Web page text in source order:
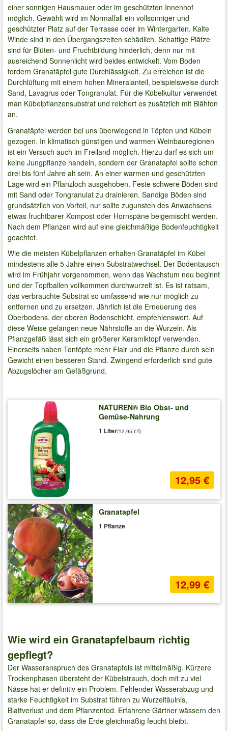
einer sonnigen Hausmauer oder im geschützten Innenhof
möglich. Gewählt wird im Normalfall ein vollsonniger und
geschützter Platz auf der Terrasse oder im Wintergarten. Kalte
Winde sind in den Übergangszeiten schädlich. Schattige Plätze
sind für Blüten- und Fruchtbildung hinderlich, denn nur mit
ausreichend Sonnenlicht wird beides entwickelt. Vom Boden
fordern Granatäpfel gute Durchlässigkeit. Zu erreichen ist die
Durchlüftung mit einem hohen Mineralanteil, beispielsweise durch
Sand, Lavagrus oder Tongranulat. Für die Kübelkultur verwendet
man Kübelpflanzensubstrat und reichert es zusätzlich mit Blähton
an.
Granatäpfel werden bei uns überwiegend in Töpfen und Kübeln
gezogen. In klimatisch günstigen und warmen Weinbauregionen
ist ein Versuch auch im Freiland möglich. Hierzu darf es sich um
keine Jungpflanze handeln, sondern der Granatapfel sollte schon
drei bis fünf Jahre alt sein. An einer warmen und geschützten
Lage wird ein Pflanzloch ausgehoben. Feste schwere Böden sind
mit Sand oder Tongranulat zu drainieren. Sandige Böden sind
grundsätzlich von Vorteil, nur sollte zugunsten des Anwachsens
etwas fruchtbarer Kompost oder Hornspäne beigemischt werden.
Nach dem Pflanzen wird auf eine gleichmäßige Bodenfeuchtigkeit
geachtet.
Wie die meisten Kübelpflanzen erhalten Granatäpfel im Kübel
mindestens alle 5 Jahre einen Substratwechsel. Der Bodentausch
wird im Frühjahr vorgenommen, wenn das Wachstum neu beginnt
und der Topfballen vollkommen durchwurzelt ist. Es ist ratsam,
das verbrauchte Substrat so umfassend wie nur möglich zu
entfernen und zu ersetzen. Jährlich ist die Erneuerung des
Oberbodens, der oberen Bodenschicht, empfehlenswert. Auf
diese Weise gelangen neue Nährstoffe an die Wurzeln. Als
Pflanzgefäß lässt sich ein größerer Keramiktopf verwenden.
Einerseits haben Tontöpfe mehr Flair und die Pflanze durch sein
Gewicht einen besseren Stand. Zwingend erforderlich sind gute
Abzugslöcher am Gefäßgrund.
NATUREN® Bio Obst- und
Gemüse-Nahrung
1 Liter
12,95 €
(12,95 €/l)
Granatapfel
1 Pflanze
12,99 €
Wie wird ein Granatapfelbaum richtig
gepflegt?
Der Wasseranspruch des Granatapfels ist mittelmäßig. Kürzere
Trockenphasen übersteht der Kübelstrauch, doch mit zu viel
Nässe hat er definitiv ein Problem. Fehlender Wasserabzug und
starke Feuchtigkeit im Substrat führen zu Wurzelfäulnis,
Blattverlust und dem Pflanzentod. Erfahrene Gärtner wässern den
Granatapfel so, dass die Erde gleichmäßig feucht bleibt.